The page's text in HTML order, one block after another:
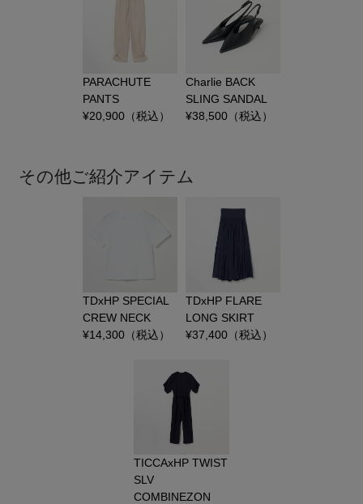
PARACHUTE
PANTS
¥20,900（税込）
Charlie BACK
SLING SANDAL
¥38,500（税込）
その他ご紹介アイテム
TDxHP SPECIAL
CREW NECK
¥14,300（税込）
TDxHP FLARE
LONG SKIRT
¥37,400（税込）
TICCAxHP TWIST
SLV
COMBINEZON